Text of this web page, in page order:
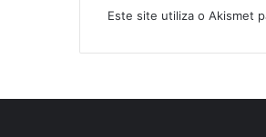
Este site utiliza o Akismet